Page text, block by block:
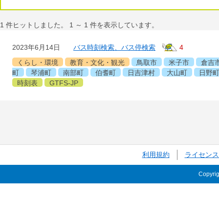
1 件ヒットしました。 1 ～ 1 件を表示しています。
2023年6月14日 バス時刻検索、バス停検索
4
くらし・環境
教育・文化・観光 鳥取市 米子市
倉吉
町
琴浦町 南部町 伯耆町 日吉津村 大山町
日野町
時刻表
GTFS-JP
利用規約 ライセン